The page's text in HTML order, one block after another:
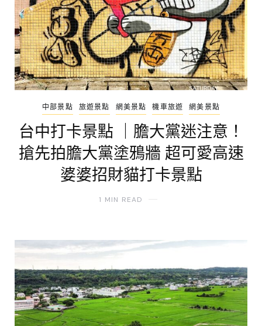
中部景點 旅遊景點 網美景點 機車旅遊 網美景點
台中打卡景點 ｜膽大黨迷注意！
搶先拍膽大黨塗鴉牆 超可愛高速
婆婆招財貓打卡景點
1 MIN READ